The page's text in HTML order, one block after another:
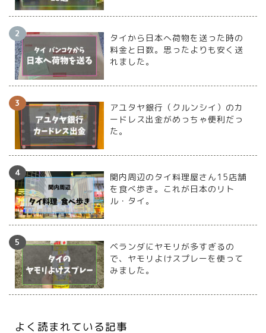
タイから日本へ荷物を送った時の
料金と日数。思ったよりも安く送
れました。
アユタヤ銀行（クルンシイ）のカ
ードレス出金がめっちゃ便利だっ
た。
関内周辺のタイ料理屋さん15店舗
を食べ歩き。これが日本のリト
ル・タイ。
ベランダにヤモリが多すぎるの
で、ヤモリよけスプレーを使って
みました。
よく読まれている記事